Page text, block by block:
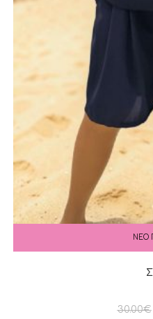
ΝΕΟ
30.00€